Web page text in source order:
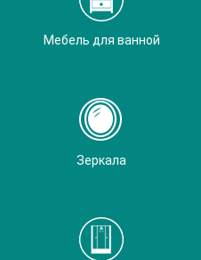
Мебель для ванной
Зеркала